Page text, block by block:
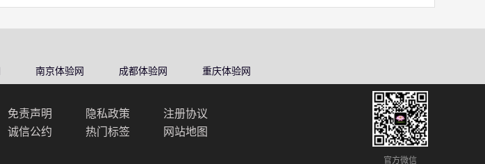
南京体验网 成都体验网 重庆体验网
免责声明 隐私政策
注册协议
诚信公约 热门标签 网站地图
官方微信